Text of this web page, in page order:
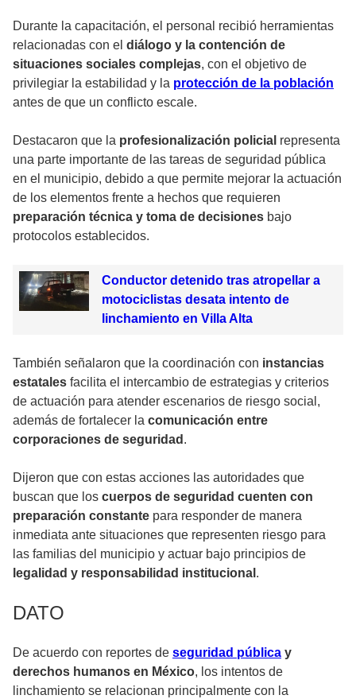
Durante la capacitación, el personal recibió herramientas
relacionadas con el diálogo y la contención de
situaciones sociales complejas, con el objetivo de
privilegiar la estabilidad y la protección de la población
antes de que un conflicto escale.
Destacaron que la profesionalización policial representa
una parte importante de las tareas de seguridad pública
en el municipio, debido a que permite mejorar la actuación
de los elementos frente a hechos que requieren
preparación técnica y toma de decisiones bajo
protocolos establecidos.
Conductor detenido tras atropellar a
motociclistas desata intento de
linchamiento en Villa Alta
También señalaron que la coordinación con instancias
estatales facilita el intercambio de estrategias y criterios
de actuación para atender escenarios de riesgo social,
además de fortalecer la comunicación entre
corporaciones de seguridad .
Dijeron que con estas acciones las autoridades que
buscan que los cuerpos de seguridad cuenten con
preparación constante para responder de manera
inmediata ante situaciones que representen riesgo para
las familias del municipio y actuar bajo principios de
legalidad y responsabilidad institucional .
DATO
De acuerdo con reportes de seguridad pública y
derechos humanos en México, los intentos de
linchamiento se relacionan principalmente con la